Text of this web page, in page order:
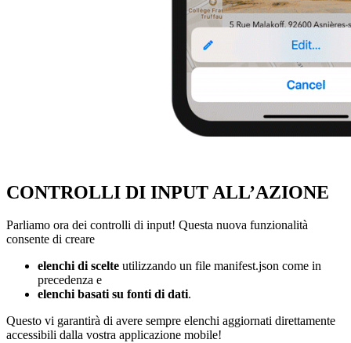
CONTROLLI DI INPUT ALL’AZIONE
Parliamo ora dei controlli di input! Questa nuova funzionalità
consente di creare
elenchi di scelte utilizzando un file manifest.json come in
precedenza e
elenchi basati su fonti di dati.
Questo vi garantirà di avere sempre elenchi aggiornati direttamente
accessibili dalla vostra applicazione mobile!